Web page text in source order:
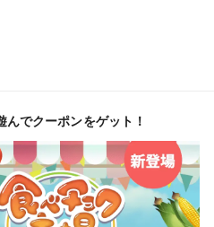
んでクーポンをゲット！